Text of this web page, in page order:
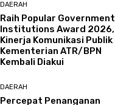
DAERAH
Raih Popular Government
Institutions Award 2026,
Kinerja Komunikasi Publik
Kementerian ATR/BPN
Kembali Diakui
DAERAH
Percepat Penanganan